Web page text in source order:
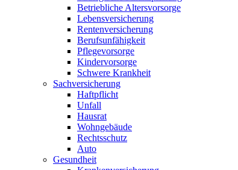
Betriebliche Altersvorsorge
Lebensversicherung
Rentenversicherung
Berufsunfähigkeit
Pflegevorsorge
Kindervorsorge
Schwere Krankheit
Sachversicherung
Haftpflicht
Unfall
Hausrat
Wohngebäude
Rechtsschutz
Auto
Gesundheit